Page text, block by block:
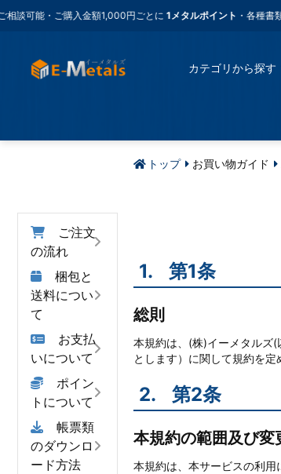
・ご購入金額1,000円ごとに1メタルポイント・各種書類のＤ
カテゴリから探す
トップ お買い物ガイド
1. 第1条
総則
本規約は、(株)イーメタルズ(
とします）に関して規約を定
2. 第2条
本規約の範囲及び変
本規約は、本サービスの利
ご注文
の流れ
梱包と
送料につい
て
お支払
いについて
ポイン
トについて
帳票類
のダウンロ
ード方法